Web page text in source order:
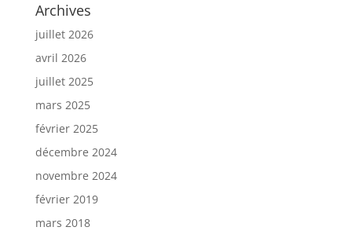
Archives
juillet 2026
avril 2026
juillet 2025
mars 2025
février 2025
décembre 2024
novembre 2024
février 2019
mars 2018